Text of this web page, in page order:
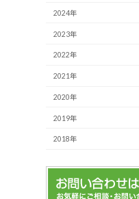
2024年
2023年
2022年
2021年
2020年
2019年
2018年